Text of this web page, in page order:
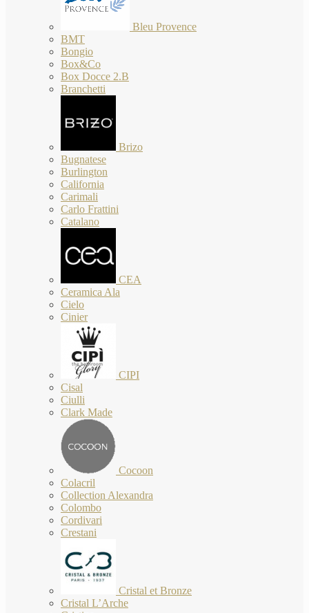
Bleu Provence
BMT
Bongio
Box&Co
Box Docce 2.B
Branchetti
Brizo
Bugnatese
Burlington
California
Carimali
Carlo Frattini
Catalano
CEA
Ceramica Ala
Cielo
Cinier
CIPI
Cisal
Ciulli
Clark Made
Cocoon
Colacril
Collection Alexandra
Colombo
Cordivari
Crestani
Cristal et Bronze
Cristal L’Arche